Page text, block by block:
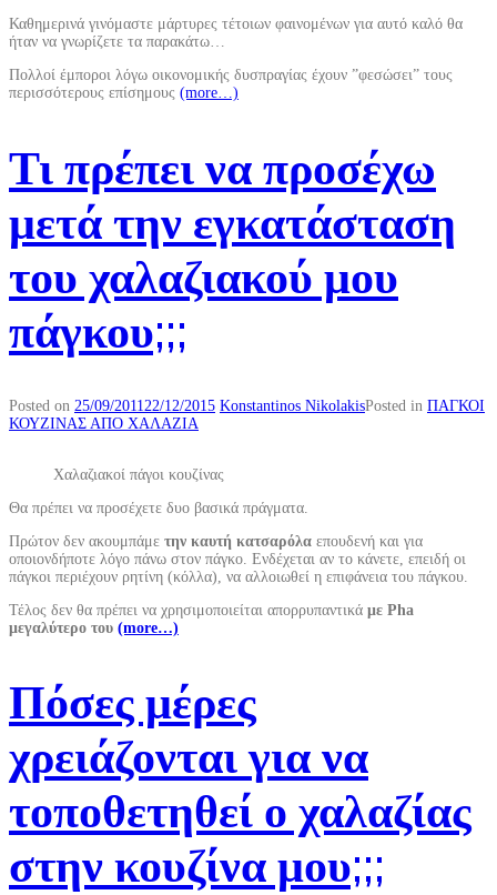
Καθημερινά γινόμαστε μάρτυρες τέτοιων φαινομένων για αυτό καλό θα
ήταν να γνωρίζετε τα παρακάτω…
Πολλοί έμποροι λόγω οικονομικής δυσπραγίας έχουν ”φεσώσει” τους
περισσότερους επίσημους (more…)
Τι πρέπει να προσέχω
μετά την εγκατάσταση
του χαλαζιακού μου
πάγκου;;;
Posted on 25/09/2011 22/12/2015 Konstantinos NikolakisPosted in ΠΑΓΚΟΙ
ΚΟΥΖΙΝΑΣ ΑΠΟ ΧΑΛΑΖΙΑ
Χαλαζιακοί πάγοι κουζίνας
Θα πρέπει να προσέχετε δυο βασικά πράγματα.
Πρώτον δεν ακουμπάμε την καυτή κατσαρόλα επουδενή και για
οποιονδήποτε λόγο πάνω στον πάγκο. Ενδέχεται αν το κάνετε, επειδή οι
πάγκοι περιέχουν ρητίνη (κόλλα), να αλλοιωθεί η επιφάνεια του πάγκου.
Τέλος δεν θα πρέπει να χρησιμοποιείται απορρυπαντικά με Pha
μεγαλύτερο του (more…)
Πόσες μέρες
χρειάζονται για να
τοποθετηθεί ο χαλαζίας
στην κουζίνα μου;;;